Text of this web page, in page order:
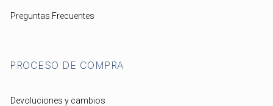
Preguntas Frecuentes
PROCESO DE COMPRA
Devoluciones y cambios